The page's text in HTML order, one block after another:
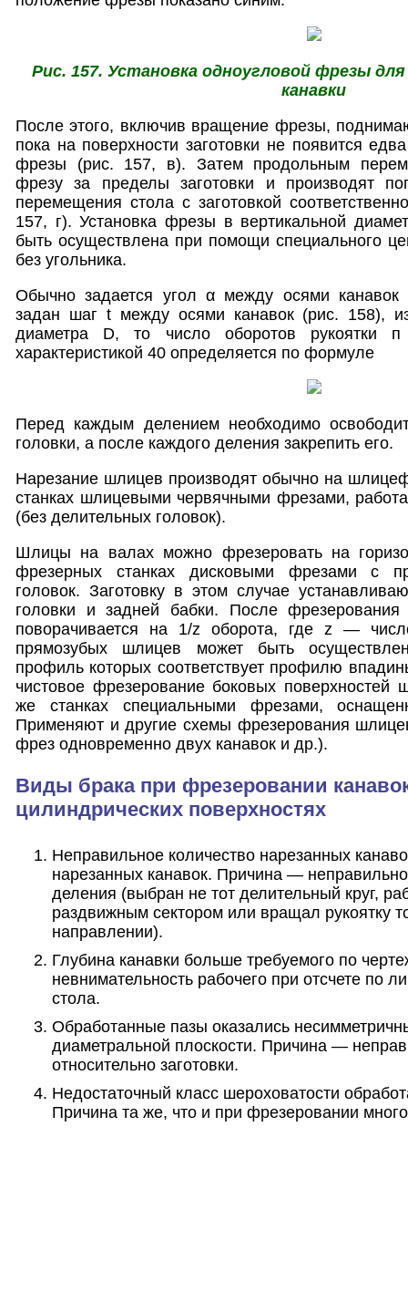
Рис. 157. Установка одноугловой фрезы
канавки
После этого, включив вращение фрезы,
пока на поверхности заготовки не появится
фрезы (рис. 157, в). Затем продольным
фрезу за пределы заготовки и производят
перемещения стола с заготовкой
157, г). Установка фрезы в вертикальной
быть осуществлена при помощи специального
без угольника.
Обычно задается угол α между осями
задан шаг t между осями канавок (рис. 158),
диаметра D, то число оборотов рукоятки п
характеристикой 40 определяется по формуле
Перед каждым делением необходимо
головки, а после каждого деления закрепить его.
Нарезание шлицев производят обычно на
станках шлицевыми червячными фрезами,
(без делительных головок).
Шлицы на валах можно фрезеровать на
фрезерных станках дисковыми фрезами с
головок. Заготовку в этом случае
головки и задней бабки. После фрезерования
поворачивается на 1/z оборота, где z —
прямозубых шлицев может быть
профиль которых соответствует профилю
чистовое фрезерование боковых поверхностей
же станках специальными фрезами,
Применяют и другие схемы фрезерования
фрез одновременно двух канавок и др.).
Виды брака при фрезеровании
цилиндрических поверхностях
Неправильное количество нарезанных
нарезанных канавок. Причина —
деления (выбран не тот делительный круг,
раздвижным сектором или вращал рукоятку
направлении).
Глубина канавки больше требуемого по
невнимательность рабочего при отсчете по
стола.
Обработанные пазы оказались
диаметральной плоскости. Причина —
относительно заготовки.
Недостаточный класс шероховатости
Причина та же, что и при фрезеровании